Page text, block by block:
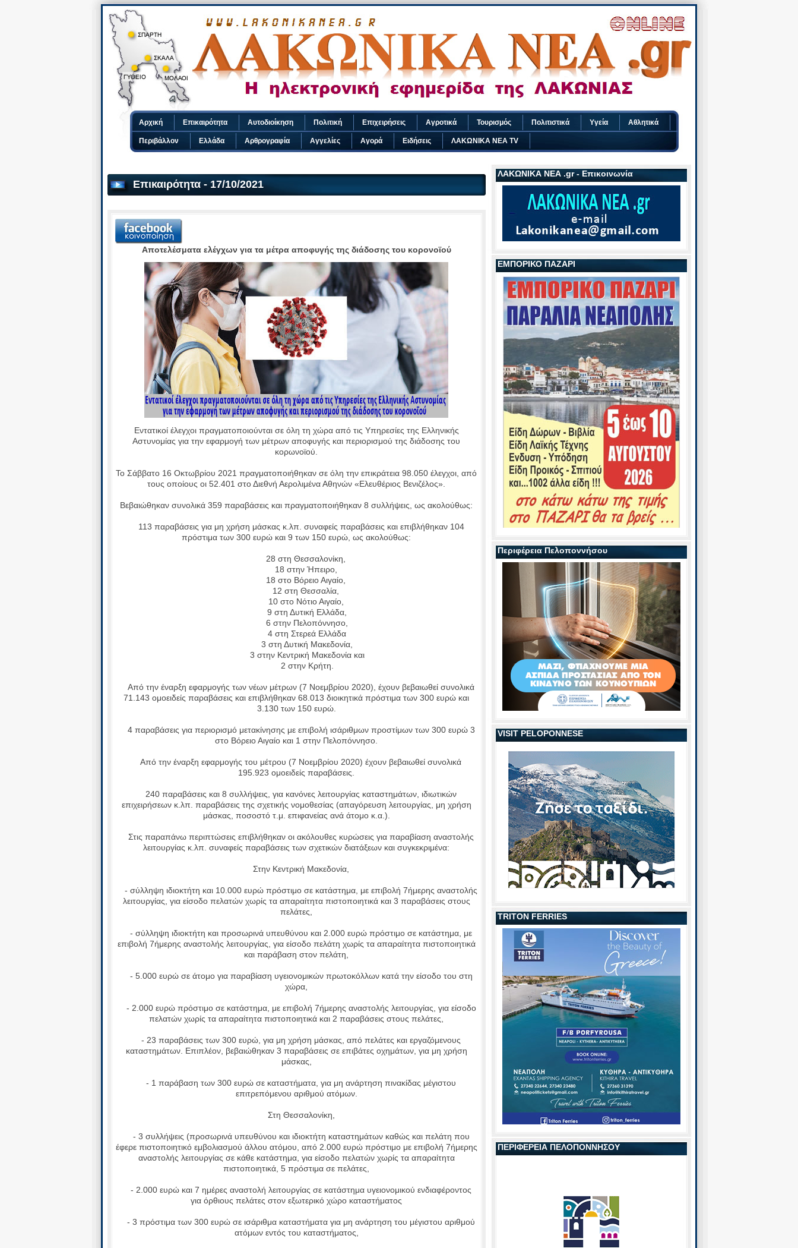
ΛΑΚΩΝΙΚΑ ΝΕΑ .gr - Επικοινωνία
ΕΜΠΟΡΙΚΟ ΠΑΖΑΡΙ
Περιφέρεια Πελοποννήσου
VISIT PELOPONNESE
TRITON FERRIES
ΠΕΡΙΦΕΡΕΙΑ ΠΕΛΟΠΟΝΝΗΣΟΥ
Επικαιρότητα - 17/10/2021
Αποτελέσματα ελέγχων για τα μέτρα αποφυγής της διάδοσης του κορονοϊού
Εντατικοί έλεγχοι πραγματοποιούνται σε όλη τη χώρα από τις Υπηρεσίες της Ελληνικής
Αστυνομίας για την εφαρμογή των μέτρων αποφυγής και περιορισμού της διάδοσης του
κορωνοϊού.
Το Σάββατο 16 Οκτωβρίου 2021 πραγματοποιήθηκαν σε όλη την επικράτεια 98.050 έλεγχοι, από
τους οποίους οι 52.401 στο Διεθνή Αερολιμένα Αθηνών «Ελευθέριος Βενιζέλος».
Βεβαιώθηκαν συνολικά 359 παραβάσεις και πραγματοποιήθηκαν 8 συλλήψεις, ως ακολούθως:
113 παραβάσεις για μη χρήση μάσκας κ.λπ. συναφείς παραβάσεις και επιβλήθηκαν 104
πρόστιμα των 300 ευρώ και 9 των 150 ευρώ, ως ακολούθως:
28 στη Θεσσαλονίκη,
18 στην Ήπειρο,
18 στο Βόρειο Αιγαίο,
12 στη Θεσσαλία,
10 στο Νότιο Αιγαίο,
9 στη Δυτική Ελλάδα,
6 στην Πελοπόννησο,
4 στη Στερεά Ελλάδα
3 στη Δυτική Μακεδονία,
3 στην Κεντρική Μακεδονία και
2 στην Κρήτη.
Από την έναρξη εφαρμογής των νέων μέτρων (7 Νοεμβρίου 2020), έχουν βεβαιωθεί συνολικά
71.143 ομοειδείς παραβάσεις και επιβλήθηκαν 68.013 διοικητικά πρόστιμα των 300 ευρώ και
3.130 των 150 ευρώ.
4 παραβάσεις για περιορισμό μετακίνησης με επιβολή ισάριθμων προστίμων των 300 ευρώ 3
στο Βόρειο Αιγαίο και 1 στην Πελοπόννησο.
Από την έναρξη εφαρμογής του μέτρου (7 Νοεμβρίου 2020) έχουν βεβαιωθεί συνολικά
195.923 ομοειδείς παραβάσεις.
240 παραβάσεις και 8 συλλήψεις, για κανόνες λειτουργίας καταστημάτων, ιδιωτικών
επιχειρήσεων κ.λπ. παραβάσεις της σχετικής νομοθεσίας (απαγόρευση λειτουργίας, μη χρήση
μάσκας, ποσοστό τ.μ. επιφανείας ανά άτομο κ.α.).
Στις παραπάνω περιπτώσεις επιβλήθηκαν οι ακόλουθες κυρώσεις για παραβίαση αναστολής
λειτουργίας κ.λπ. συναφείς παραβάσεις των σχετικών διατάξεων και συγκεκριμένα:
Στην Κεντρική Μακεδονία,
- σύλληψη ιδιοκτήτη και 10.000 ευρώ πρόστιμο σε κατάστημα, με επιβολή 7ήμερης αναστολής
λειτουργίας, για είσοδο πελατών χωρίς τα απαραίτητα πιστοποιητικά και 3 παραβάσεις στους
πελάτες,
- σύλληψη ιδιοκτήτη και προσωρινά υπευθύνου και 2.000 ευρώ πρόστιμο σε κατάστημα, με
επιβολή 7ήμερης αναστολής λειτουργίας, για είσοδο πελάτη χωρίς τα απαραίτητα πιστοποιητικά
και παράβαση στον πελάτη,
- 5.000 ευρώ σε άτομο για παραβίαση υγειονομικών πρωτοκόλλων κατά την είσοδο του στη
χώρα,
- 2.000 ευρώ πρόστιμο σε κατάστημα, με επιβολή 7ήμερης αναστολής λειτουργίας, για είσοδο
πελατών χωρίς τα απαραίτητα πιστοποιητικά και 2 παραβάσεις στους πελάτες,
- 23 παραβάσεις των 300 ευρώ, για μη χρήση μάσκας, από πελάτες και εργαζόμενους
καταστημάτων. Επιπλέον, βεβαιώθηκαν 3 παραβάσεις σε επιβάτες οχημάτων, για μη χρήση
μάσκας,
- 1 παράβαση των 300 ευρώ σε καταστήματα, για μη ανάρτηση πινακίδας μέγιστου
επιτρεπόμενου αριθμού ατόμων.
Στη Θεσσαλονίκη,
- 3 συλλήψεις (προσωρινά υπευθύνου και ιδιοκτήτη καταστημάτων καθώς και πελάτη που
έφερε πιστοποιητικό εμβολιασμού άλλου ατόμου, από 2.000 ευρώ πρόστιμο με επιβολή 7ήμερης
αναστολής λειτουργίας σε κάθε κατάστημα, για είσοδο πελατών χωρίς τα απαραίτητα
πιστοποιητικά, 5 πρόστιμα σε πελάτες,
- 2.000 ευρώ και 7 ημέρες αναστολή λειτουργίας σε κατάστημα υγειονομικού ενδιαφέροντος
για όρθιους πελάτες στον εξωτερικό χώρο καταστήματος
- 3 πρόστιμα των 300 ευρώ σε ισάριθμα καταστήματα για μη ανάρτηση του μέγιστου αριθμού
ατόμων εντός του καταστήματος,
Αρχική Επικαιρότητα Αυτοδιοίκηση Πολιτική Επιχειρήσεις Αγροτικά Τουρισμός Πολιτιστικά Υγεία Αθλητικά
Περιβάλλον Ελλάδα Αρθρογραφία Αγγελίες Αγορά Ειδήσεις ΛΑΚΩΝΙΚΑ ΝΕΑ TV